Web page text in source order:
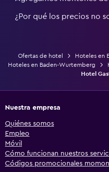
¿Por qué los precios no
Ofertas de hotel Hoteles en
Hoteles en Baden-Wurtemberg
Hotel
Nuestra empresa
Quiénes somos
Empleo
Móvil
Cómo funcionan nuestros
Códigos promocionales